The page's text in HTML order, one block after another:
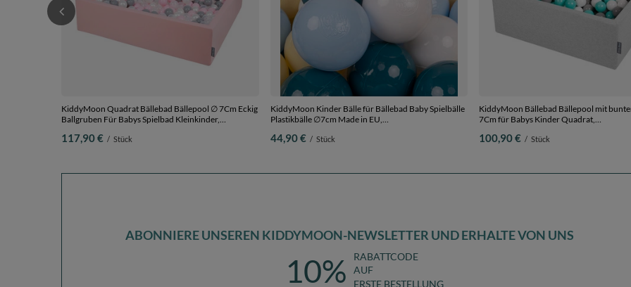
KiddyMoon Quadrat Bällebad Bällepool ∅ 7Cm Eckig
Ballgruben Für Babys Spielbad Kleinkinder,
puderrosa, 120x30cm/200 Bälle
117,90 € / Stück
KiddyMoon Kinder Bälle für Bällebad Baby Spielbälle
Plastikbälle ∅7cm Made in EU,
Bälle/7cm
44,90 € / Stück
KiddyMoon Bällebad Bällepool mit
7Cm für Babys Kinder Quadrat,
100,90 € / Stück
ABONNIERE UNSEREN KIDDYMOON-NEWSLETTER UND ERHALTE VON UNS
10%
RABATTCODE
AUF
ERSTE BESTELLUNG